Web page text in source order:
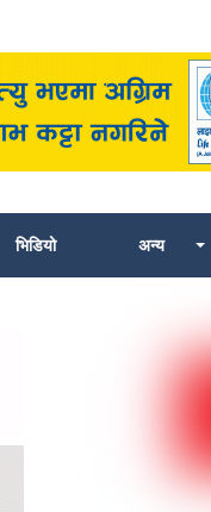
भिडियो अन्य